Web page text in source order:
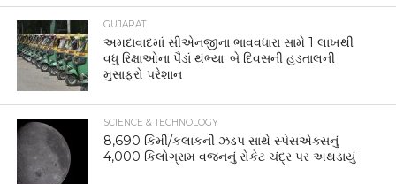
GUJARAT
અમદાવાદમાં સીએનજીના ભાવવધારા સામે 1 લાખથી
વધુ રિક્ષાઓના પૈડાં થંભ્યા: બે દિવસની હડતાલની
મુસાફરો પરેશાન
SCIENCE & TECHNOLOGY
8,690 કિમી/કલાકની ઝડપ સાથે સ્પેસએક્સનું
4,000 કિલોગ્રામ વજનનું રોકેટ ચંદ્ર પર અથડાયું